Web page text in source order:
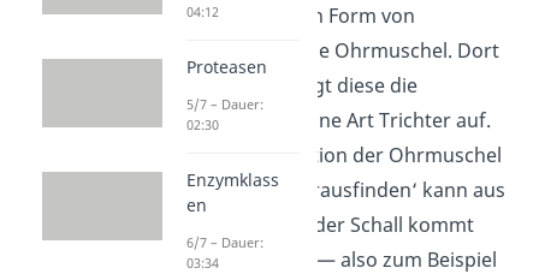
treffen zunächst in Form von
Schallwellen auf die Ohrmuschel. Dort
angekommen fängt diese die
Schallwellen wie eine Art Trichter auf.
Eine weitere Funktion der Ohrmuschel
ist es, dass sie ‚herausfinden‘ kann aus
welcher Richtung der Schall kommt
(Richtungshören) — also zum Beispiel
04:12
Proteasen
5/7 – Dauer:
02:30
Enzymklass
en
6/7 – Dauer:
03:34